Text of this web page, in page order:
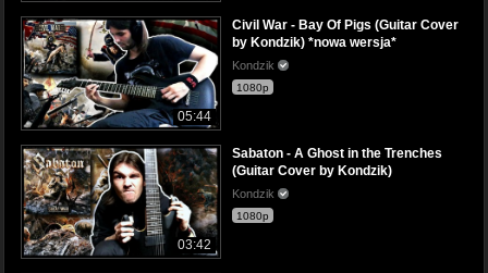
05:44
Civil War - Bay Of Pigs (Guitar Cover
by Kondzik) *nowa wersja*
Kondzik
1080p
03:42
Sabaton - A Ghost in the Trenches
(Guitar Cover by Kondzik)
Kondzik
1080p